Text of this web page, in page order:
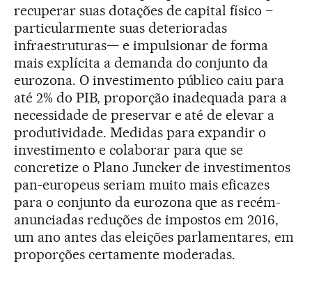
recuperar suas dotações de capital físico –
particularmente suas deterioradas
infraestruturas— e impulsionar de forma
mais explícita a demanda do conjunto da
eurozona. O investimento público caiu para
até 2% do PIB, proporção inadequada para a
necessidade de preservar e até de elevar a
produtividade. Medidas para expandir o
investimento e colaborar para que se
concretize o Plano Juncker de investimentos
pan-europeus seriam muito mais eficazes
para o conjunto da eurozona que as recém-
anunciadas reduções de impostos em 2016,
um ano antes das eleições parlamentares, em
proporções certamente moderadas.